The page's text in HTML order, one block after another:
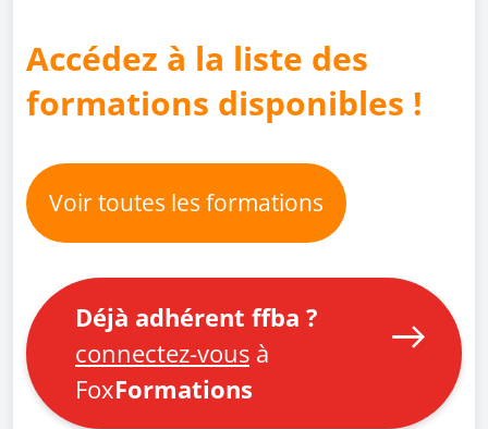
Accédez à la liste des
formations disponibles !
Voir toutes les formations
Déjà adhérent ffba ?
connectez-vous à
FoxFormations